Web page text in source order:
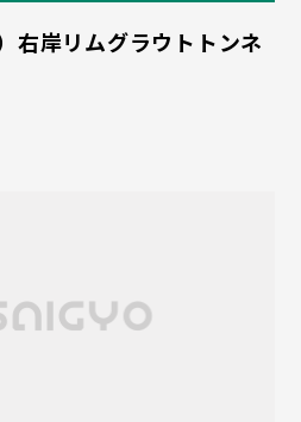
右岸リムグラウトトンネ